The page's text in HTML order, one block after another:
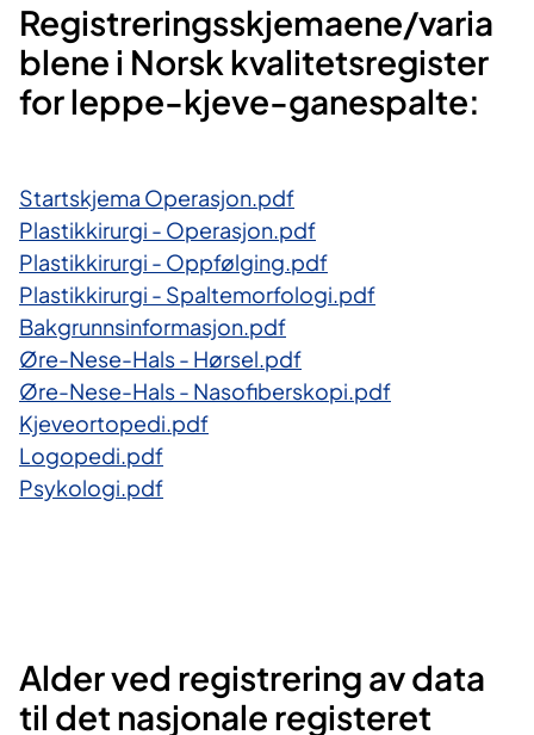
Registreringsskjemaene/varia
blene i Norsk kvalitetsregister
for leppe-kjeve-ganespalte:
Startskjema Operasjon.pdf
Plastikkirurgi - Operasjon.pdf
Plastikkirurgi - Oppfølging.pdf
Plastikkirurgi - Spaltemorfologi.pdf
Bakgrunnsinformasjon.pdf
Øre-Nese-Hals - Hørsel.pdf
Øre-Nese-Hals - Nasofiberskopi.pdf
Kjeveortopedi.pdf
Logopedi.pdf
Psykologi.pdf
Alder ved registrering av data
til det nasjonale registeret